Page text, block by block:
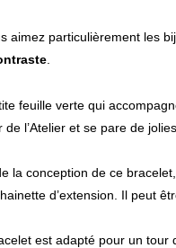
aimez particulièrement les
feuille verte qui
de l’Atelier et se pare de
la conception de ce
d’extension. Il peut
est adapté pour un tour